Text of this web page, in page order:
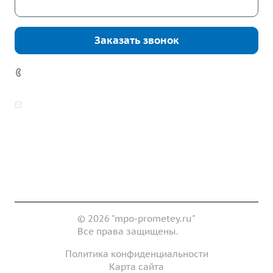
Заказать звонок
© 2026 "mpo-prometey.ru"
Все права защищены.
Политика конфиденциальности
Карта сайта